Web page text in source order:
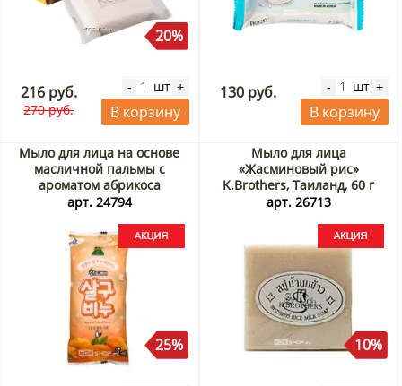
20%
216 руб.
270 руб.
- шт +
В корзину
130 руб. - шт +
В корзину
Мыло для лица на основе
масличной пальмы с
ароматом абрикоса
Sandokkaebi, Корея, 3*80 г
арт. 24794
25%
Мыло для лица
«Жасминовый рис»
K.Brothers, Таиланд, 60 г
Акция
арт. 26713
10%